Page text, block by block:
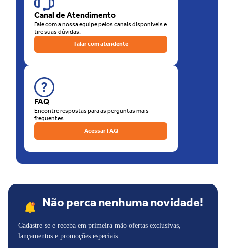
de nossas lojas físicas, há a opção de retirar sua compra na loja.
O que está esperando? Venha para as Lojas Unilar!
Canal de Atendimento
Fale com a nossa equipe pelos canais disponíveis e
tire suas dúvidas.
Falar com atendente
FAQ
Encontre respostas para as perguntas mais
frequentes
Acessar FAQ
Não perca nenhuma novidade!
Cadastre-se e receba em primeira mão ofertas exclusivas,
lançamentos e promoções especiais